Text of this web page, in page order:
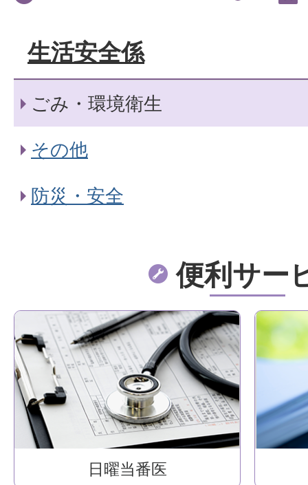
生活安全係
ごみ・環境衛生
その他
防災・安全
便利サー
日曜当番医